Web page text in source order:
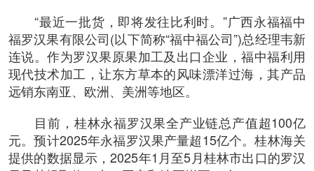
“最近一批货，即将发往比利时。”广西永福福中
福罗汉果有限公司(以下简称“福中福公司”)总经理韦新
连说。作为罗汉果原果加工及出口企业，福中福利用
现代技术加工，让东方草本的风味漂洋过海，其产品
远销东南亚、欧洲、美洲等地区。
目前，桂林永福罗汉果全产业链总产值超100亿
元。预计2025年永福罗汉果产量超15亿个。桂林海关
提供的数据显示，2025年1月至5月桂林市出口的罗汉